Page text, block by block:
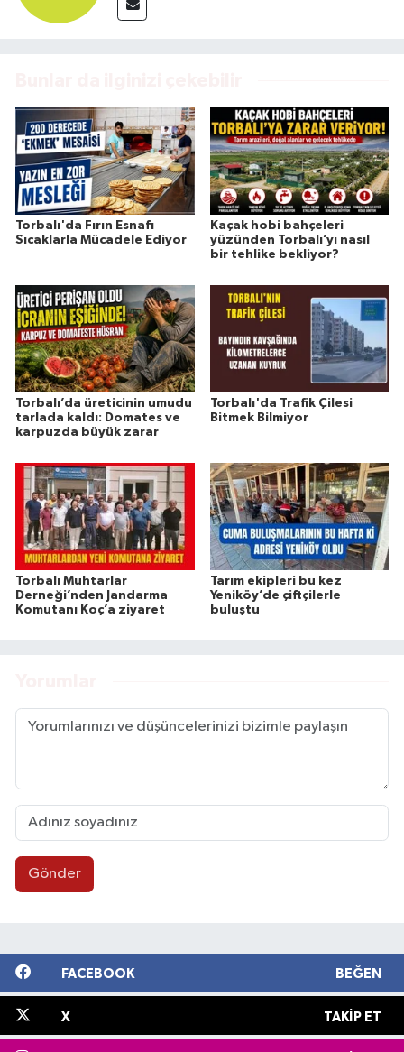
Torbalı'da Fırın Esnafı
Sıcaklarla Mücadele Ediyor
Kaçak hobi bahçeleri
yüzünden Torbalı’yı nasıl
bir tehlike bekliyor?
Torbalı’da üreticinin umudu
tarlada kaldı: Domates ve
karpuzda büyük zarar
Torbalı'da Trafik Çilesi
Bitmek Bilmiyor
Torbalı Muhtarlar
Derneği’nden Jandarma
Komutanı Koç’a ziyaret
Tarım ekipleri bu kez
Yeniköy’de çiftçilerle
buluştu
Gönder
FACEBOOK BEĞEN
X TAKIP ET